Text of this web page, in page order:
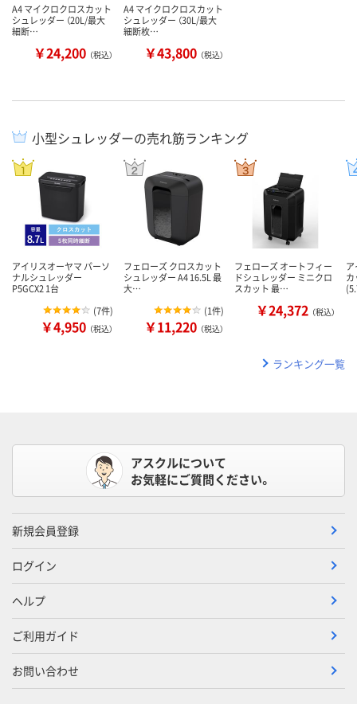
A4 マイクロクロスカット
シュレッダー （20L/最大
細断…
￥24,200 （税込）
A4 マイクロクロスカット
シュレッダー （30L/最大
細断枚…
￥43,800 （税込）
小型シュレッダーの売れ筋ランキング
アイリスオーヤマ パーソ
ナルシュレッダー
P5GCX2 1台
(7件)
￥4,950 （税込）
フェローズ クロスカット
シュレッダー A4 16.5L 最
大…
(1件)
￥11,220 （税込）
フェローズ オートフィー
ドシュレッダー ミニクロ
スカット 最…
￥24,372 （税込）
ランキング一覧
アスクルについて
お気軽にご質問ください。
新規会員登録
ログイン
ヘルプ
ご利用ガイド
お問い合わせ